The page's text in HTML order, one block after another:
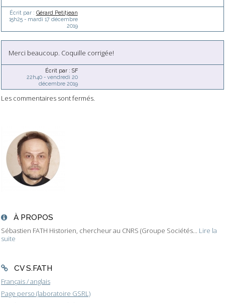
À PROPOS
Sébastien FATH Historien, chercheur au CNRS (Groupe Sociétés... Lire la
suite
CV S.FATH
Français / anglais
Page perso (laboratoire GSRL)
Écrit par : Gérard Petitjean
15h25- mardi 17 décembre
2019
Merci beaucoup. Coquille corrigée!
Écrit par : SF
22h40- vendredi 20
décembre 2019
Les commentaires sont fermés.